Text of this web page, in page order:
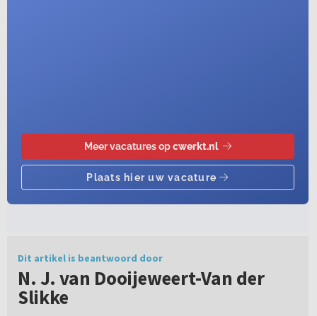
Dit artikel is beantwoord door
N. J. van Dooijeweert-Van der
Slikke